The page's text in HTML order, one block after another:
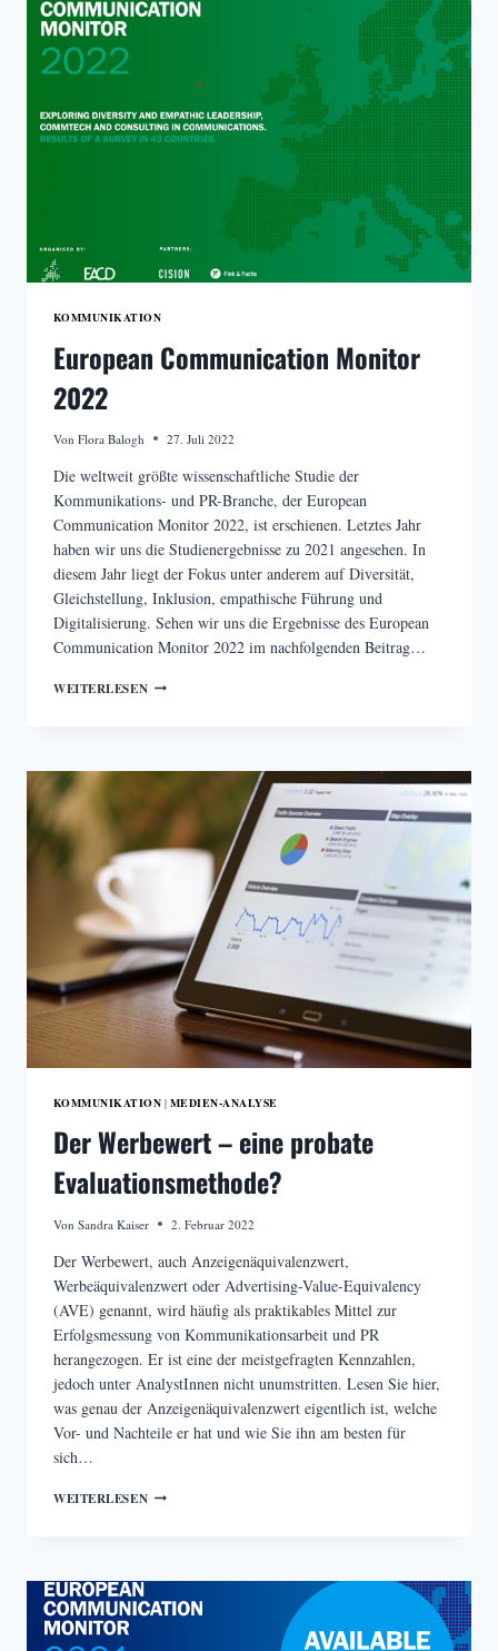
WIEN
KOMMUNIKATION
European Communication Monitor
2022
Von Flora Balogh 27. Juli 2022
Die weltweit größte wissenschaftliche Studie der
Kommunikations- und PR-Branche, der European
Communication Monitor 2022, ist erschienen. Letztes Jahr
haben wir uns die Studienergebnisse zu 2021 angesehen. In
diesem Jahr liegt der Fokus unter anderem auf Diversität,
Gleichstellung, Inklusion, empathische Führung und
Digitalisierung. Sehen wir uns die Ergebnisse des European
Communication Monitor 2022 im nachfolgenden Beitrag…
WEITERLESENEUROPEAN
KOMMUNIKATION | MEDIEN-ANALYSE
Der Werbewert – eine probate
Evaluationsmethode?
Von Sandra Kaiser 2. Februar 2022
Der Werbewert, auch Anzeigenäquivalenzwert,
Werbeäquivalenzwert oder Advertising-Value-Equivalency
(AVE) genannt, wird häufig als praktikables Mittel zur
Erfolgsmessung von Kommunikationsarbeit und PR
herangezogen. Er ist eine der meistgefragten Kennzahlen,
jedoch unter AnalystInnen nicht unumstritten. Lesen Sie hier,
was genau der Anzeigenäquivalenzwert eigentlich ist, welche
Vor- und Nachteile er hat und wie Sie ihn am besten für
sich…
WEITERLESENDER